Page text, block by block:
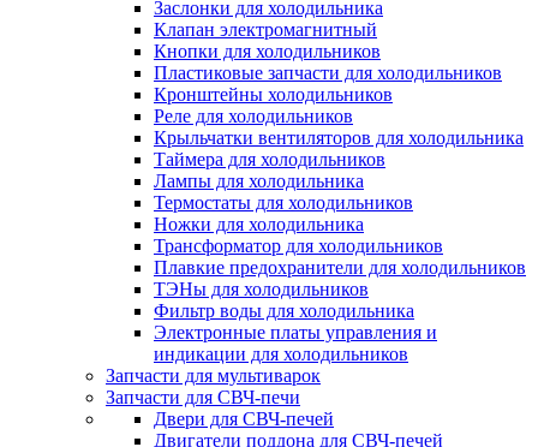
Заслонки для холодильника
Клапан электромагнитный
Кнопки для холодильников
Пластиковые запчасти для холодильников
Кронштейны холодильников
Реле для холодильников
Крыльчатки вентиляторов для холодильника
Таймера для холодильников
Лампы для холодильника
Термостаты для холодильников
Ножки для холодильника
Трансформатор для холодильников
Плавкие предохранители для холодильников
ТЭНы для холодильников
Фильтр воды для холодильника
Электронные платы управления и
индикации для холодильников
Запчасти для мультиварок
Запчасти для СВЧ-печи
Двери для СВЧ-печей
Двигатели поддона для СВЧ-печей